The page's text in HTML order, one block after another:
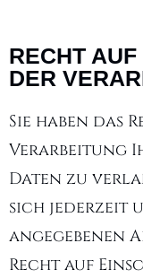
RECHT
DER
Sie haben das
Verarbeitung
Daten zu
sich jederzeit
angegebenen
Recht auf